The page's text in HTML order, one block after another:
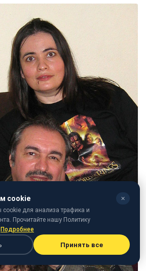
cookie ✕
для анализа трафика и
Прочитайте нашу Политику
Подробнее
Принять все